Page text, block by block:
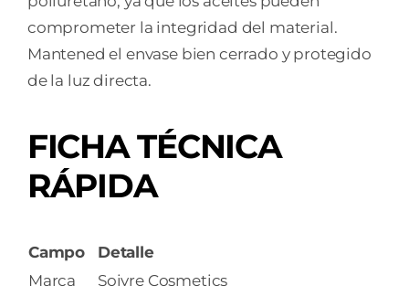
comprometer la integridad del material.
Mantened el envase bien cerrado y protegido
de la luz directa.
FICHA TÉCNICA
RÁPIDA
Campo
Detalle
Marca
Soivre Cosmetics